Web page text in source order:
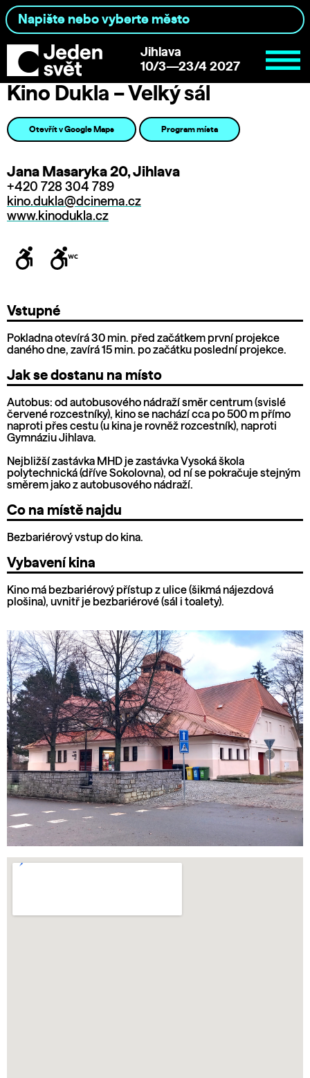
Jihlava
10/3—23/4 2027
Kino Dukla – Velký sál
Otevřít v Google Maps Program místa
Jana Masaryka 20, Jihlava
+420 728 304 789
kino.dukla@dcinema.cz
www.kinodukla.cz
Vstupné
Pokladna otevírá 30 min. před začátkem první projekce
daného dne, zavírá 15 min. po začátku poslední projekce.
Jak se dostanu na místo
Autobus: od autobusového nádraží směr centrum (svislé
červené rozcestníky), kino se nachází cca po 500 m přímo
naproti přes cestu (u kina je rovněž rozcestník), naproti
Gymnáziu Jihlava.
Nejbližší zastávka MHD je zastávka Vysoká škola
polytechnická (dříve Sokolovna), od ní se pokračuje stejným
směrem jako z autobusového nádraží.
Co na místě najdu
Bezbariérový vstup do kina.
Vybavení kina
Kino má bezbariérový přístup z ulice (šikmá nájezdová
plošina), uvnitř je bezbariérové (sál i toalety).